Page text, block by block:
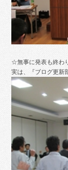
☆無事に発表も終わ
実は、『ブログ更